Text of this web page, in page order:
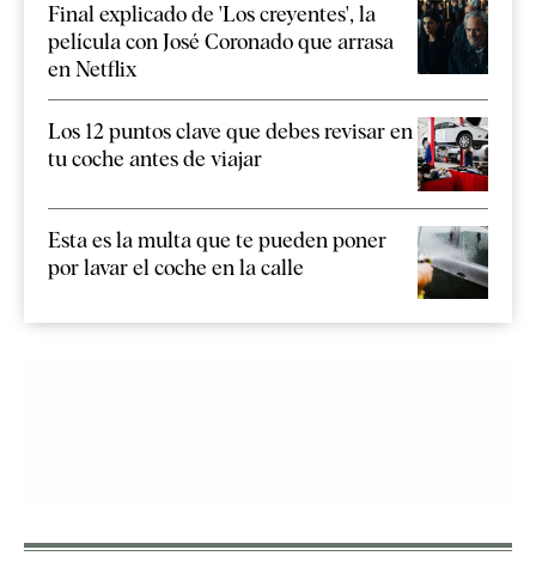
Final explicado de 'Los creyentes', la
película con José Coronado que arrasa
en Netflix
Los 12 puntos clave que debes revisar en
tu coche antes de viajar
Esta es la multa que te pueden poner
por lavar el coche en la calle